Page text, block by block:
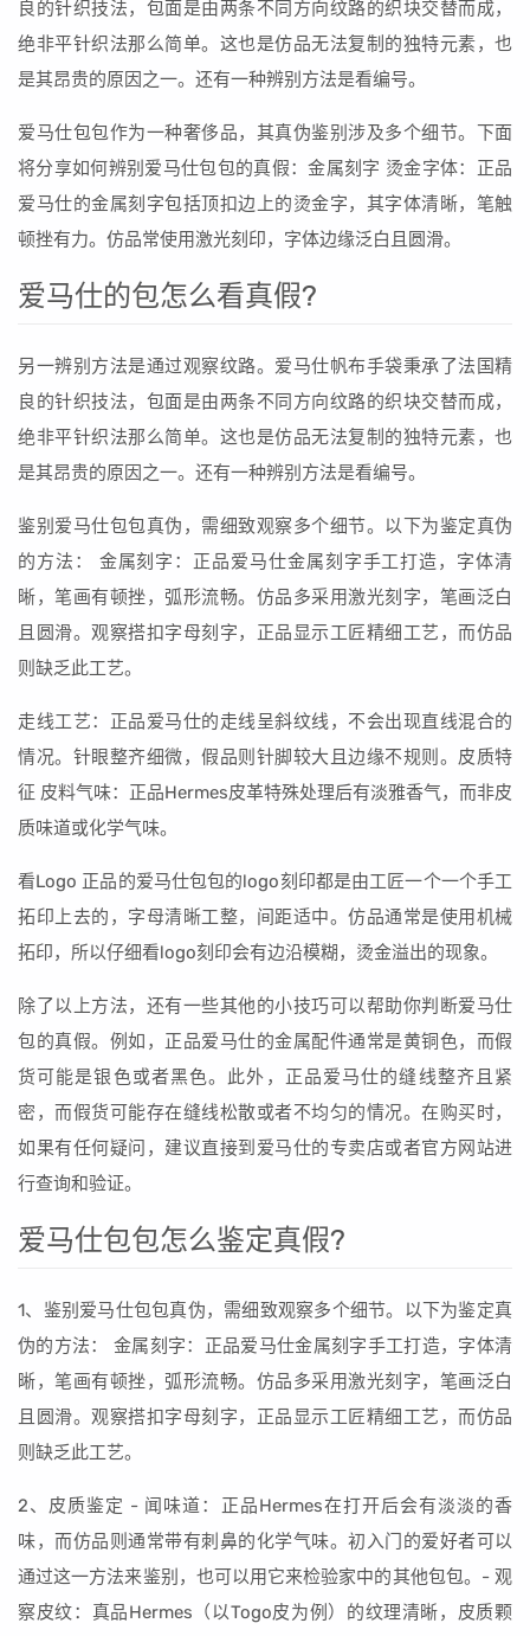
良的针织技法，包面是由两条不同方向纹路的织块交替而成，
绝非平针织法那么简单。这也是仿品无法复制的独特元素，也
是其昂贵的原因之一。还有一种辨别方法是看编号。
爱马仕包包作为一种奢侈品，其真伪鉴别涉及多个细节。下面
将分享如何辨别爱马仕包包的真假：金属刻字 烫金字体：正品
爱马仕的金属刻字包括顶扣边上的烫金字，其字体清晰，笔触
顿挫有力。仿品常使用激光刻印，字体边缘泛白且圆滑。
爱马仕的包怎么看真假?
另一辨别方法是通过观察纹路。爱马仕帆布手袋秉承了法国精
良的针织技法，包面是由两条不同方向纹路的织块交替而成，
绝非平针织法那么简单。这也是仿品无法复制的独特元素，也
是其昂贵的原因之一。还有一种辨别方法是看编号。
鉴别爱马仕包包真伪，需细致观察多个细节。以下为鉴定真伪
的方法： 金属刻字：正品爱马仕金属刻字手工打造，字体清
晰，笔画有顿挫，弧形流畅。仿品多采用激光刻字，笔画泛白
且圆滑。观察搭扣字母刻字，正品显示工匠精细工艺，而仿品
则缺乏此工艺。
走线工艺：正品爱马仕的走线呈斜纹线，不会出现直线混合的
情况。针眼整齐细微，假品则针脚较大且边缘不规则。皮质特
征 皮料气味：正品Hermes皮革特殊处理后有淡雅香气，而非皮
质味道或化学气味。
看Logo 正品的爱马仕包包的logo刻印都是由工匠一个一个手工
拓印上去的，字母清晰工整，间距适中。仿品通常是使用机械
拓印，所以仔细看logo刻印会有边沿模糊，烫金溢出的现象。
除了以上方法，还有一些其他的小技巧可以帮助你判断爱马仕
包的真假。例如，正品爱马仕的金属配件通常是黄铜色，而假
货可能是银色或者黑色。此外，正品爱马仕的缝线整齐且紧
密，而假货可能存在缝线松散或者不均匀的情况。在购买时，
如果有任何疑问，建议直接到爱马仕的专卖店或者官方网站进
行查询和验证。
爱马仕包包怎么鉴定真假?
1、鉴别爱马仕包包真伪，需细致观察多个细节。以下为鉴定真
伪的方法： 金属刻字：正品爱马仕金属刻字手工打造，字体清
晰，笔画有顿挫，弧形流畅。仿品多采用激光刻字，笔画泛白
且圆滑。观察搭扣字母刻字，正品显示工匠精细工艺，而仿品
则缺乏此工艺。
2、皮质鉴定 - 闻味道：正品Hermes在打开后会有淡淡的香
味，而仿品则通常带有刺鼻的化学气味。初入门的爱好者可以
通过这一方法来鉴别，也可以用它来检验家中的其他包包。- 观
察皮纹：真品Hermes（以Togo皮为例）的纹理清晰，皮质颗